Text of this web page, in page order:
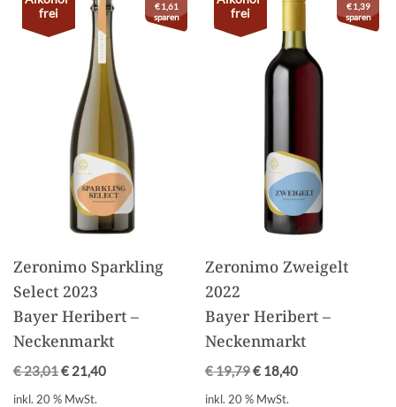
frei
€1,61
sparen
Zeronimo Sparkling
Select 2023
Bayer Heribert –
Neckenmarkt
€23,01€ 21,40
inkl. 20 % MwSt.
frei
€1,39
sparen
Zeronimo Zweigelt
2022
Bayer Heribert –
Neckenmarkt
€19,79€ 18,40
inkl. 20 % MwSt.